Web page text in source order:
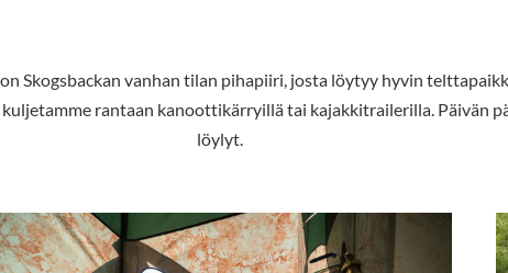
Skogsbackan vanhan tilan pihapiiri, josta löytyy hyvin
rantaan kanoottikärryillä tai kajakkitrailerilla. Päivän
löylyt.